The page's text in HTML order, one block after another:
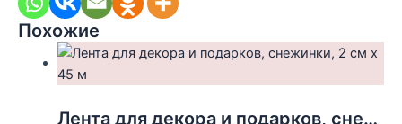
Похожие
Лента для декора и подарков, снежинки, 2 см х 45 м